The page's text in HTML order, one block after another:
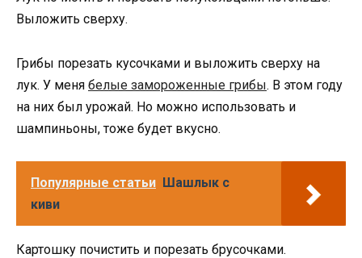
Выложить сверху.
Грибы порезать кусочками и выложить сверху на
лук. У меня белые замороженные грибы. В этом году
на них был урожай. Но можно использовать и
шампиньоны, тоже будет вкусно.
Популярные статьи Шашлык с
киви
Картошку почистить и порезать брусочками.